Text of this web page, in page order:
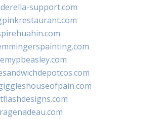
support.com